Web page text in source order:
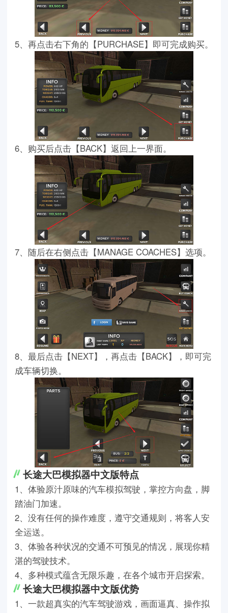
5、再点击右下角的【PURCHASE】即可完成购买。
6、购买后点击【BACK】返回上一界面。
7、随后在右侧点击【MANAGE COACHES】选项。
8、最后点击【NEXT】，再点击【BACK】，即可完
成车辆切换。
长途大巴模拟器中文版特点
1、体验原汁原味的汽车模拟驾驶，掌控方向盘，脚
踏油门加速。
2、没有任何的操作难度，遵守交通规则，将客人安
全运送。
3、体验各种状况的交通不可预见的情况，展现你精
湛的驾驶技术。
4、多种模式蕴含无限乐趣，在各个城市开启探索。
长途大巴模拟器中文版优势
1、一款超真实的汽车驾驶游戏，画面逼真、操作拟